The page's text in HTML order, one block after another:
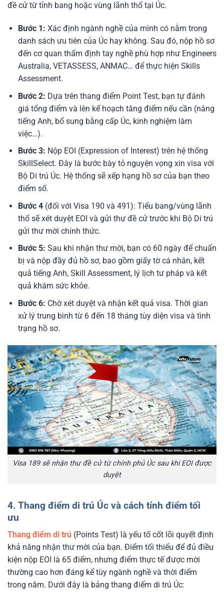
đề cử từ tỉnh bang hoặc vùng lãnh thổ tại Úc.
Bước 1: Xác định ngành nghề của mình có nằm trong
danh sách ưu tiên của Úc hay không. Sau đó, nộp hồ sơ
đến cơ quan thẩm định tay nghề phù hợp như Engineers
Australia, VETASSESS, ANMAC… để thực hiện Skills
Assessment.
Bước 2: Dựa trên thang điểm Point Test, bạn tự đánh
giá tổng điểm và lên kế hoạch tăng điểm nếu cần (nâng
tiếng Anh, bổ sung bằng cấp Úc, kinh nghiệm làm
việc…).
Bước 3: Nộp EOI (Expression of Interest) trên hệ thống
SkillSelect. Đây là bước bày tỏ nguyện vọng xin visa với
Bộ Di trú Úc. Hệ thống sẽ xếp hạng hồ sơ của bạn theo
điểm số.
Bước 4 (đối với Visa 190 và 491): Tiểu bang/vùng lãnh
thổ sẽ xét duyệt EOI và gửi thư đề cử trước khi Bộ Di trú
gửi thư mời chính thức.
Bước 5: Sau khi nhận thư mời, bạn có 60 ngày để chuẩn
bị và nộp đầy đủ hồ sơ, bao gồm giấy tờ cá nhân, kết
quả tiếng Anh, Skill Assessment, lý lịch tư pháp và kết
quả khám sức khỏe.
Bước 6: Chờ xét duyệt và nhận kết quả visa. Thời gian
xử lý trung bình từ 6 đến 18 tháng tùy diện visa và tình
trạng hồ sơ.
Visa 189 sẽ nhận thư đề cử từ chính phủ Úc sau khi EOI được
duyệt
4. Thang điểm di trú Úc và cách tính điểm tối
ưu
Thang điểm di trú (Points Test) là yếu tố cốt lõi quyết định
khả năng nhận thư mời của bạn. Điểm tối thiểu để đủ điều
kiện nộp EOI là 65 điểm, nhưng điểm thực tế được mời
thường cao hơn đáng kể tùy ngành nghề và thời điểm
trong năm. Dưới đây là bảng thang điểm di trú Úc: